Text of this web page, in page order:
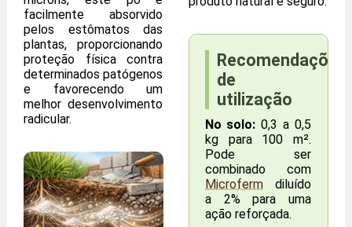
facilmente absorvido
pelos estômatos das
plantas, proporcionando
proteção física contra
determinados patógenos
e favorecendo um
melhor desenvolvimento
radicular.
Recomendações
de
utilização
No solo: 0,3 a 0,5
kg para 100 m².
Pode ser
combinado com
Microferm diluído
a 2% para uma
ação reforçada.